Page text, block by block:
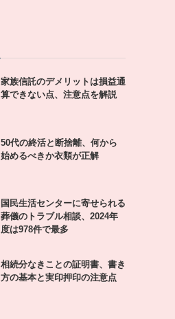
家族信託のデメリットは損益通
算できない点、注意点を解説
50代の終活と断捨離、何から
始めるべきか衣類が正解
国民生活センターに寄せられる
葬儀のトラブル相談、2024年
度は978件で最多
相続分なきことの証明書、書き
方の基本と実印押印の注意点